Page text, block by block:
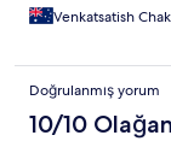
Venkatsatish
Doğrulanmış yorum
10/10